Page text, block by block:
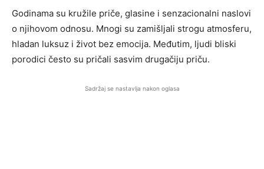
Godinama su kružile priče, glasine i senzacionalni naslovi
o njihovom odnosu. Mnogi su zamišljali strogu atmosferu,
hladan luksuz i život bez emocija. Međutim, ljudi bliski
porodici često su pričali sasvim drugačiju priču.
Sadržaj se nastavlja nakon oglasa